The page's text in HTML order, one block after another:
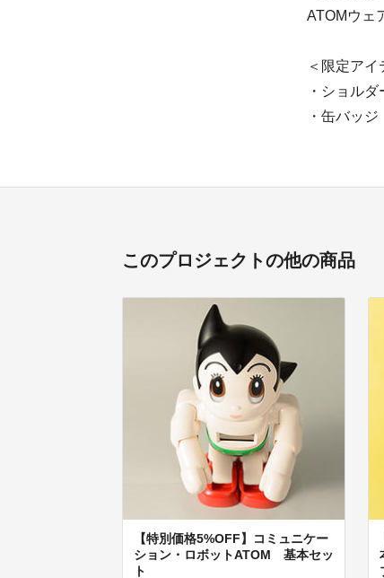
ATOMウェ
＜限定アイ
・ショル
・缶バッジ
このプロジェクトの他の商品
【特別価格5%OFF】コミュニケー
ション・ロボットATOM 基本セッ
ト